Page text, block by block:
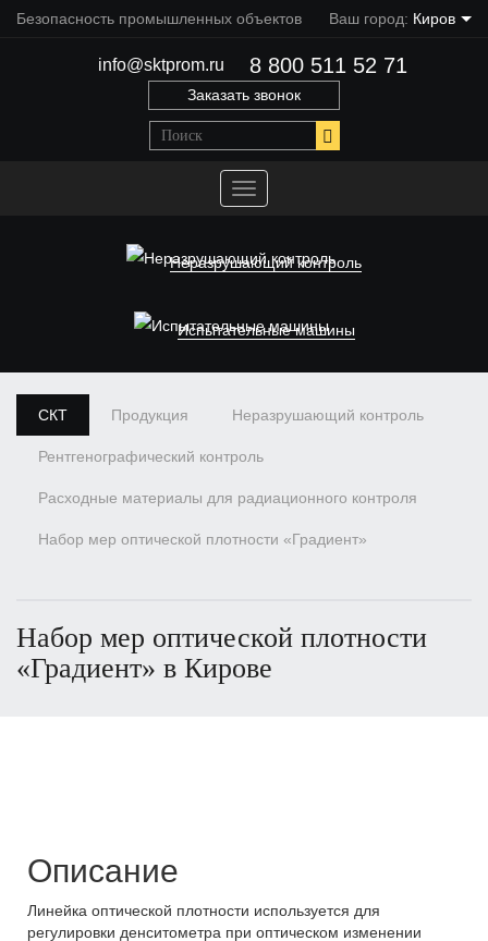
Безопасность промышленных объектов Ваш город: Киров
info@sktprom.ru 8 800 511 52 71
Заказать звонок
Переключить
навигацию
Неразрушающий контроль
Испытательные машины
СКТ Продукция Неразрушающий контроль
Рентгенографический контроль
Расходные материалы для радиационного контроля
Набор мер оптической плотности «Градиент»
Набор мер оптической плотности
«Градиент» в Кирове
Описание
Линейка оптической плотности используется для
регулировки денситометра при оптическом изменении